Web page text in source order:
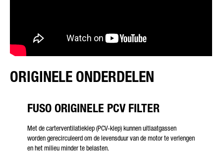
ORIGINELE ONDERDELEN
FUSO ORIGINELE PCV FILTER
Met de carterventilatieklep (PCV-klep) kunnen uitlaatgassen
worden gerecirculeerd om de levensduur van de motor te verlengen
en het milieu minder te belasten.